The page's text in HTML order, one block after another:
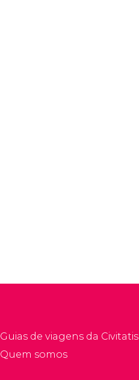
Guias de viagens da Civitatis
Quem somos